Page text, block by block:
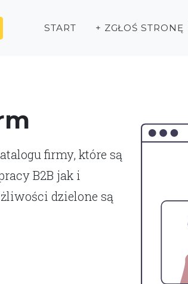
firmy, które są
B2B jak i
dzielone są
START + ZGŁOŚ STRONĘ